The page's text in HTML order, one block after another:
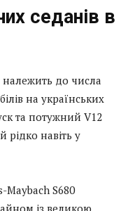
седанів в
до числа
на українських
та потужний V12
рідко навіть у
Maybach S680
із великою